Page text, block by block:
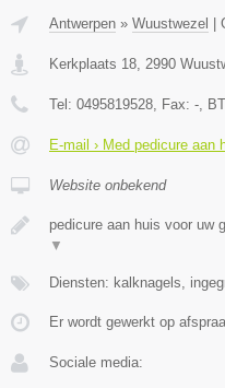
Antwerpen » Wuustwezel
Kerkplaats 18 2990
Tel: 0495819528 , Fax: - ,
E-mail › Med pedicure aan
Website onbekend
pedicure aan huis voor uw
▼
Diensten: kalknagels,
Er wordt gewerkt op
Sociale media: